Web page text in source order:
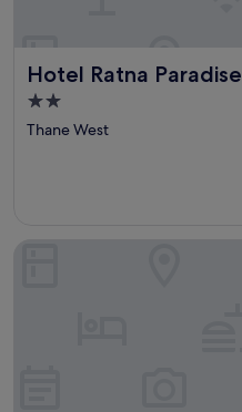
Hotel Ratna Paradise
Hotel Ratna Paradise
2.0-
Sterne-
Thane West
Glitz Hotels AR Residency